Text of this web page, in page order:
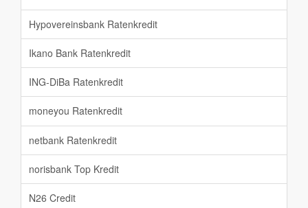
Hypovereinsbank Ratenkredit
Ikano Bank Ratenkredit
ING-DiBa Ratenkredit
moneyou Ratenkredit
netbank Ratenkredit
norisbank Top Kredit
N26 Credit